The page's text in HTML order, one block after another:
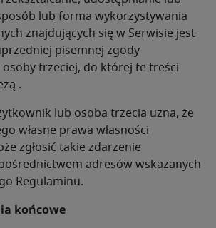
lub forma wykorzystywania
znajdujących się w Serwisie jest
pisemnej zgody
osoby trzeciej, do której te treści
.
lub osoba trzecia uzna, że
własne prawa własności
zgłosić takie zdarzenie
adresów wskazanych
Regulaminu.
końcowe